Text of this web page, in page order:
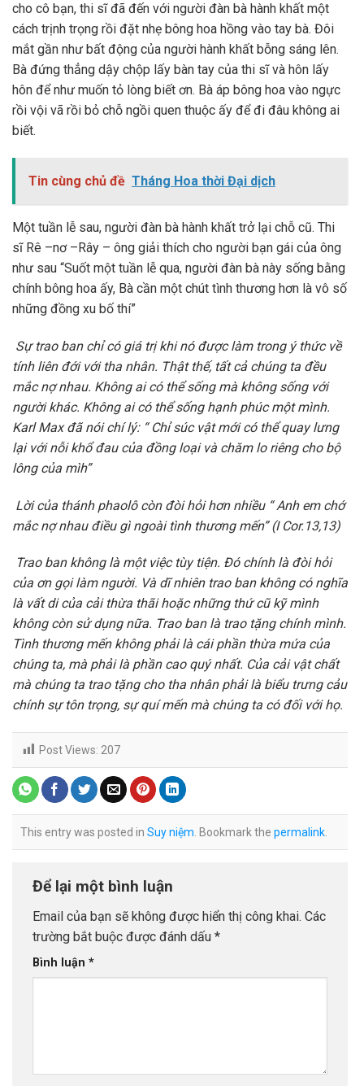
cho cô bạn, thi sĩ đã đến với người đàn bà hành khất một
cách trịnh trọng rồi đặt nhẹ bông hoa hồng vào tay bà. Đôi
mắt gần như bất động của người hành khất bỗng sáng lên.
Bà đứng thẳng dậy chộp lấy bàn tay của thi sĩ và hôn lấy
hôn để như muốn tỏ lòng biết ơn. Bà áp bông hoa vào ngực
rồi vội vã rồi bỏ chỗ ngồi quen thuộc ấy để đi đâu không ai
biết.
Tin cùng chủ đề Tháng Hoa thời Đại dịch
Một tuần lễ sau, người đàn bà hành khất trở lại chỗ cũ. Thi
sĩ Rê –nơ –Rây – ông giải thích cho người bạn gái của ông
như sau “Suốt một tuần lễ qua, người đàn bà này sống bằng
chính bông hoa ấy, Bà cần một chút tình thương hơn là vô số
những đồng xu bố thí”
Sự trao ban chỉ có giá trị khi nó được làm trong ý thức về
tính liên đới với tha nhân. Thật thế, tất cả chúng ta đều
mắc nợ nhau. Không ai có thể sống mà không sống với
người khác. Không ai có thể sống hạnh phúc một mình.
Karl Max đã nói chí lý: “ Chỉ súc vật mới có thể quay lưng
lại với nỗi khổ đau của đồng loại và chăm lo riêng cho bộ
lông của mìh”
Lời của thánh phaolô còn đòi hỏi hơn nhiều “ Anh em chớ
mắc nợ nhau điều gì ngoài tình thương mến” (I Cor.13,13)
Trao ban không là một việc tùy tiện. Đó chính là đòi hỏi
của ơn gọi làm người. Và dĩ nhiên trao ban không có nghĩa
là vất di của cải thừa thãi hoặc những thứ cũ kỹ mình
không còn sử dụng nữa. Trao ban là trao tặng chính mình.
Tình thương mến không phải là cái phần thừa mứa của
chúng ta, mà phải là phần cao quý nhất. Của cải vật chất
mà chúng ta trao tặng cho tha nhân phải là biểu trưng cảu
chính sự tôn trọng, sự quí mến mà chúng ta có đối với họ.
Post Views: 207
This entry was posted in Suy niệm . Bookmark the permalink
Để lại một bình luận
Email của bạn sẽ không được hiển thị công khai. Các
trường bắt buộc được đánh dấu *
Bình luận *